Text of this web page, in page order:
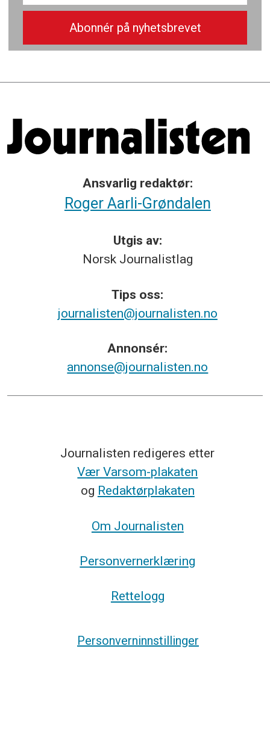
Ansvarlig redaktør:
Roger Aarli-Grøndalen
Utgis av:
Norsk Journalistlag
Tips oss:
journalisten@journalisten.no
Annonsér:
annonse@journalisten.no
Journalisten redigeres etter
Vær Varsom-plakaten
og Redaktørplakaten
Om Journalisten
Personvernerklæring
Rettelogg
Personverninnstillinger